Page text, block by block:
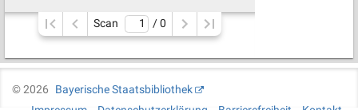
Scan / 0
©2026
Bayerische Staatsbibliothek